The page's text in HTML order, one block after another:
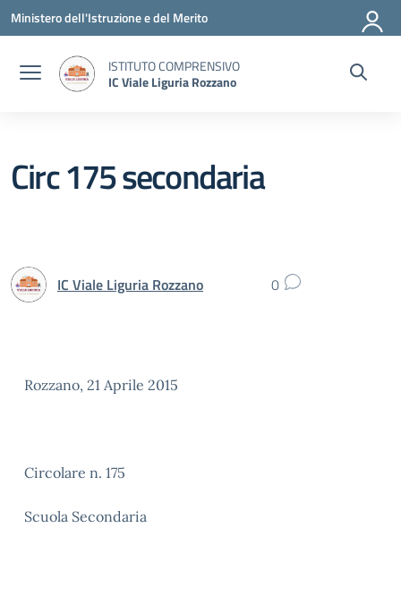
Vai ai contenuti
Vai al menu di navigazione
Vai al footer
Ministero dell'Istruzione e del Merito
ISTITUTO COMPRENSIVO
IC Viale Liguria Rozzano
Circ 175 secondaria
IC Viale Liguria Rozzano 0
Rozzano, 21 Aprile 2015
Circolare n. 175
Scuola Secondaria